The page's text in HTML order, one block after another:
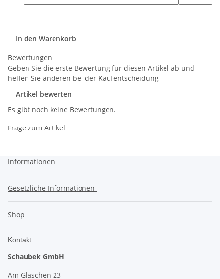
In den Warenkorb
Bewertungen
Geben Sie die erste Bewertung für diesen Artikel ab und
helfen Sie anderen bei der Kaufentscheidung
Artikel bewerten
Es gibt noch keine Bewertungen.
Frage zum Artikel
Informationen
Gesetzliche Informationen
Shop
Kontakt
Schaubek GmbH
Am Gläschen 23